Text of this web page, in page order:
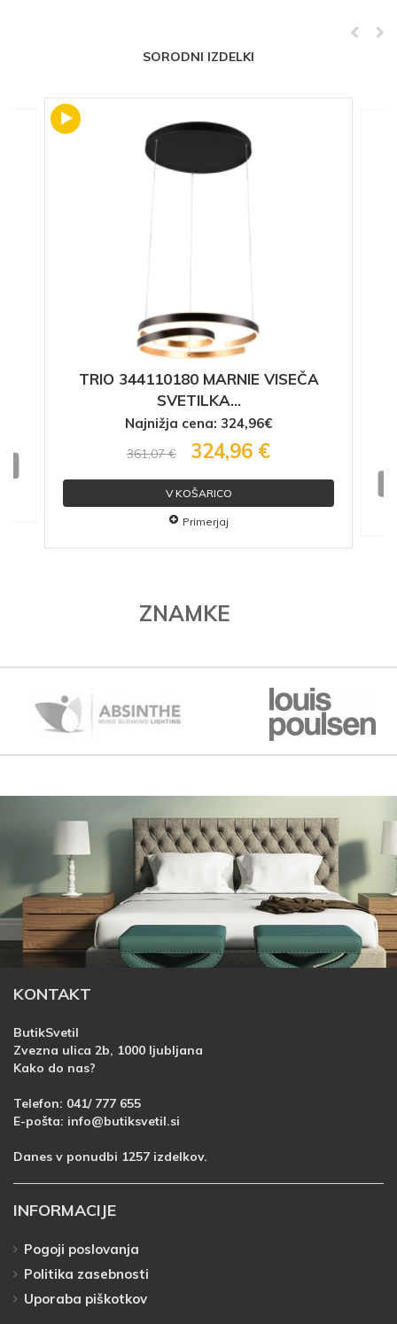
SORODNI IZDELKI
TRIO 344110180 MARNIE VISEČA
SVETILKA...
Najnižja cena: 324,96€
361,07 € 324,96 €
V KOŠARICO
Primerjaj
ZNAMKE
KONTAKT
ButikSvetil
Zvezna ulica 2b, 1000 ljubljana
Kako do nas?
Telefon: 041/ 777 655
E-pošta: info@butiksvetil.si
Danes v ponudbi 1257 izdelkov.
INFORMACIJE
Pogoji poslovanja
Politika zasebnosti
Uporaba piškotkov